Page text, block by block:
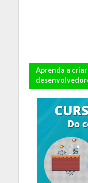
Aprenda a